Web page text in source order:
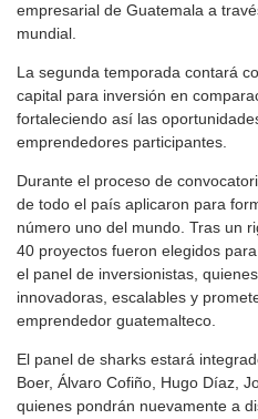
empresarial de Guatemala a
mundial.
La segunda temporada contará
capital para inversión en
fortaleciendo así las
emprendedores participantes.
Durante el proceso de
de todo el país aplicaron para
número uno del mundo. Tras un
40 proyectos fueron elegidos
el panel de inversionistas,
innovadoras, escalables y
emprendedor guatemalteco.
El panel de sharks estará
Boer, Álvaro Cofiño, Hugo Díaz,
quienes pondrán nuevamente a